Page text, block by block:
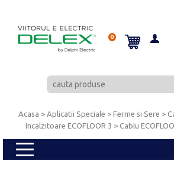
0
Acasa > Aplicatii Speciale > Ferme si Sere >
Incalzitoare ECOFLOOR 3 > Cablu